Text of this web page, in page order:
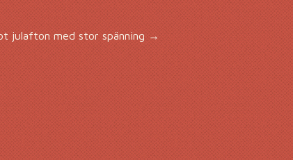
julafton med stor spänning→